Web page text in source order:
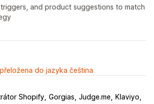
and product suggestions to match
do jazyka čeština
Shopify Gorgias Judge.me
Klaviyo